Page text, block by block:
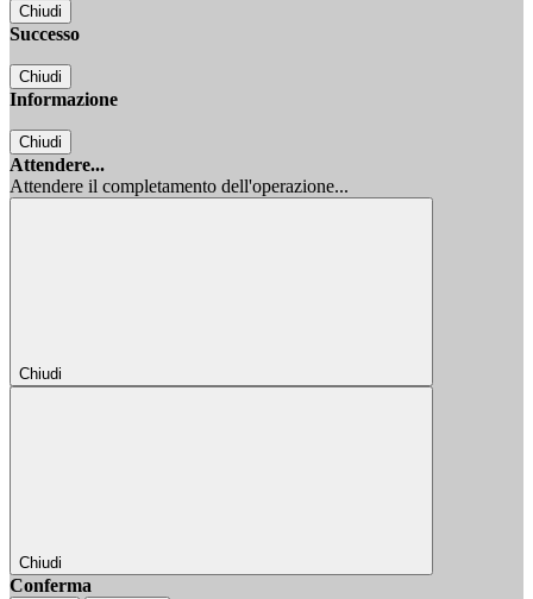
Chiudi
Successo
Chiudi
Informazione
Chiudi
Attendere...
Attendere il completamento dell'operazione...
Chiudi
Chiudi
Conferma